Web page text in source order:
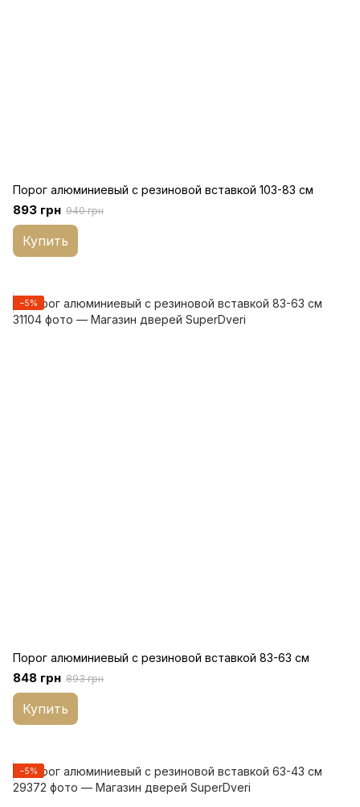
Порог алюминиевый с резиновой вставкой 103-83 см
893 грн 940 грн
Купить
−5%
Порог алюминиевый с резиновой вставкой 83-63 см
848 грн 893 грн
Купить
−5%